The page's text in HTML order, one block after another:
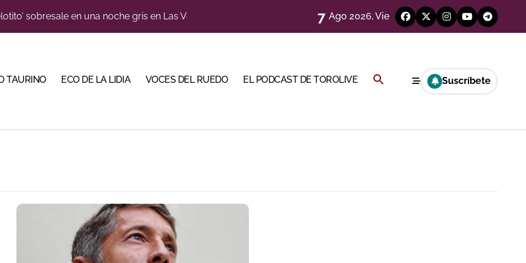
cuadro de honor de las Colombinas 2026
con descuentos y una corrida homenaje al Málaga CF
para Morante y Manzanares en Illumbe (Vídeo e imágenes desde el campo)
gastronomía y talento de la tierra en La Malagueta
su temporada de figura y el palco niega el premio a Roca Rey
7 Ago 2026, Vie
TAURINO ECO DE LA LIDIA VOCES DEL RUEDO EL PODCAST DE TOROLIVE Buscar: Suscríbete